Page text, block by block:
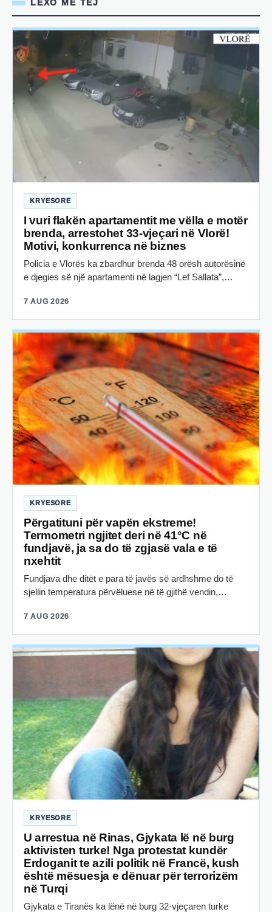
LEXO MË TEJ
KRYESORE
I vuri flakën apartamentit me vëlla e motër
brenda, arrestohet 33-vjeçari në Vlorë!
Motivi, konkurrenca në biznes
Policia e Vlorës ka zbardhur brenda 48 orësh autorësinë
e djegies së një apartamenti në lagjen “Lef Sallata”,…
7 AUG 2026
KRYESORE
Përgatituni për vapën ekstreme!
Termometri ngjitet deri në 41°C në
fundjavë, ja sa do të zgjasë vala e të
nxehtit
Fundjava dhe ditët e para të javës së ardhshme do të
sjellin temperatura përvëluese në të gjithë vendin,…
7 AUG 2026
KRYESORE
U arrestua në Rinas, Gjykata lë në burg
aktivisten turke! Nga protestat kundër
Erdoganit te azili politik në Francë, kush
është mësuesja e dënuar për terrorizëm
në Turqi
Gjykata e Tiranës ka lënë në burg 32-vjeçaren turke